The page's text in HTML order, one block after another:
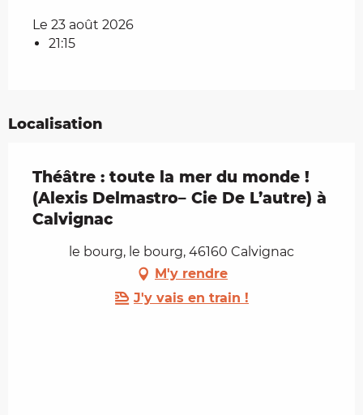
Le 23 août 2026
21:15
Localisation
Théâtre : toute la mer du monde !
(Alexis Delmastro– Cie De L’autre) à
Calvignac
le bourg, le bourg, 46160 Calvignac
M'y rendre
J'y vais en train !